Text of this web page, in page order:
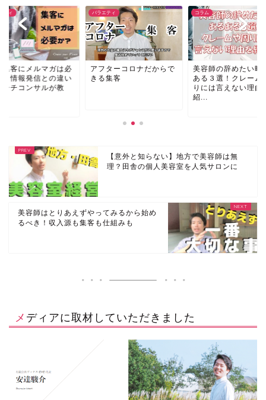
ティ
集客にメルマガは必
？情報発信との違い
ーチコンサルが教
バラエティ
アフターコロナだからで
きる集客
コラム
美容師の辞めたい時
ある３選！クレーム
りには言えない理由
紹...
【意外と知らない】地方で美容師は無
理？田舎の個人美容室を人気サロンに
美容師はとりあえずやってみるから始め
るべき！収入源も集客も仕組みも
メディアに取材していただきました